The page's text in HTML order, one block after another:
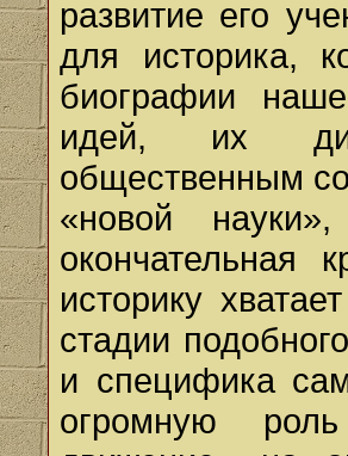
развитие его
для историка,
биографии
идей, их
общественным
«новой
окончательная
историку
стадии
и специфика
огромную